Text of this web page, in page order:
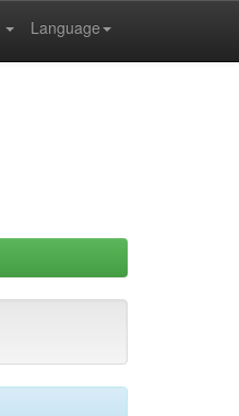
Language